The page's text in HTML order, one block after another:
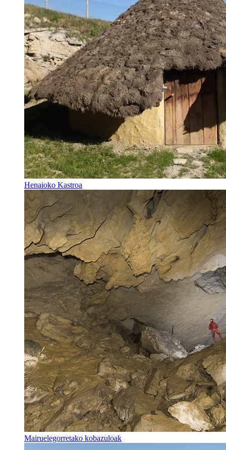
Henaioko Kastroa
Mairuelegorretako kobazuloak